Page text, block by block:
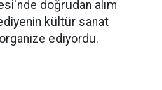
doğrudan alım
kültür sanat
ediyordu.